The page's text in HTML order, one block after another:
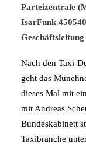
Parteizentrale (
IsarFunk
Nach den Taxi-
geht das
dieses Mal mit
mit Andreas
Bundeskabinett
Taxibranche